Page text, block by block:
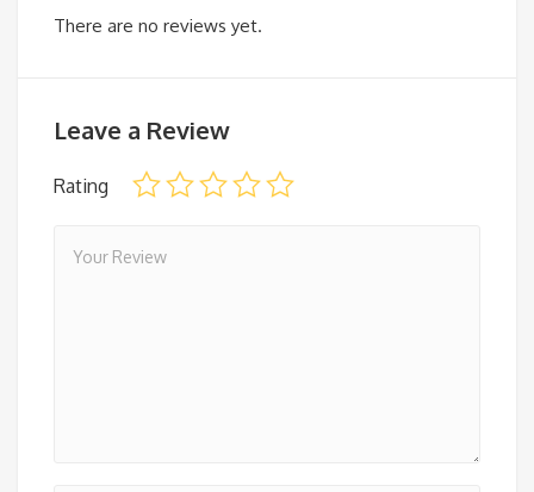
There are no reviews yet.
Leave a Review
Rating